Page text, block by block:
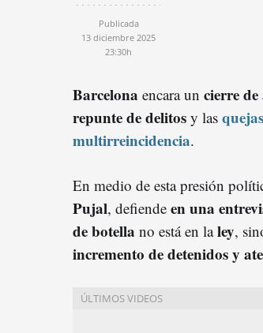
Publicada
13 diciembre 2025
23:30h
Barcelona encara un cierre de
repunte de delitos y las quejas
multirreincidencia.
En medio de esta presión
Pujal, defiende en una
de botella no está en laley,
incremento de detenidos y